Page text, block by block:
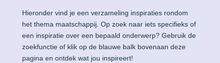
Hieronder vind je een verzameling inspiraties rondom
het thema maatschappij. Op zoek naar iets specifieks of
een inspiratie over een bepaald onderwerp? Gebruik de
zoekfunctie of klik op de blauwe balk bovenaan deze
pagina en ontdek wat jou inspireert!